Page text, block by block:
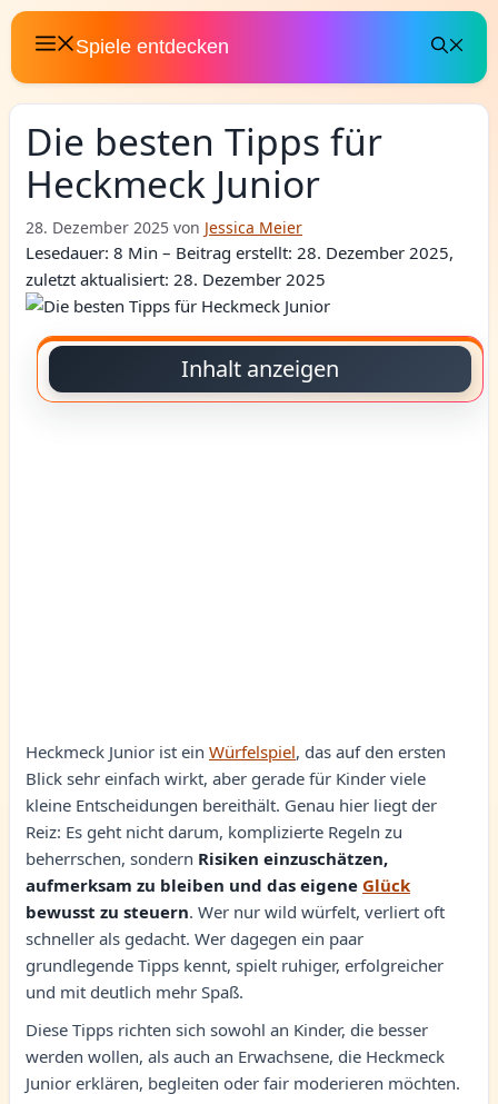
Zum
Inhalt
springen
Spiele entdecken
Die besten Tipps für
Heckmeck Junior
28. Dezember 2025 von Jessica Meier
Lesedauer: 8 Min – Beitrag erstellt: 28. Dezember 2025,
zuletzt aktualisiert: 28. Dezember 2025
Inhalt anzeigen
Heckmeck Junior ist ein Würfelspiel, das auf den ersten
Blick sehr einfach wirkt, aber gerade für Kinder viele
kleine Entscheidungen bereithält. Genau hier liegt der
Reiz: Es geht nicht darum, komplizierte Regeln zu
beherrschen, sondern Risiken einzuschätzen,
aufmerksam zu bleiben und das eigene Glück
bewusst zu steuern. Wer nur wild würfelt, verliert oft
schneller als gedacht. Wer dagegen ein paar
grundlegende Tipps kennt, spielt ruhiger, erfolgreicher
und mit deutlich mehr Spaß.
Diese Tipps richten sich sowohl an Kinder, die besser
werden wollen, als auch an Erwachsene, die Heckmeck
Junior erklären, begleiten oder fair moderieren möchten.